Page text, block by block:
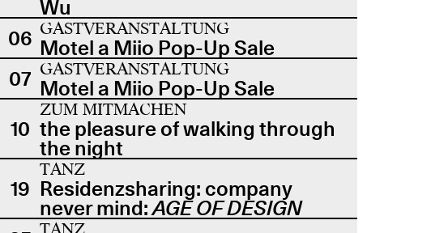
Wu
06 GASTVERANSTALTUNG
Motel a Miio Pop-Up Sale
07 GASTVERANSTALTUNG
Motel a Miio Pop-Up Sale
10
ZUM MITMACHEN
the pleasure of walking through
the night
19
TANZ
Residenzsharing: company
never mind:AGE OF DESIGN
TANZ